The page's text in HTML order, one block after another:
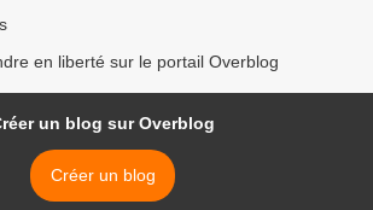
en liberté sur le portail Overblog
un blog sur Overblog
Créer un blog